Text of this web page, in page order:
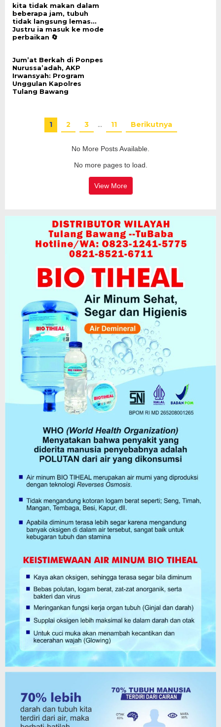
kita tidak makan dalam
beberapa jam, tubuh
tidak langsung lemas…
Justru ia masuk ke mode
perbaikan 🔄
Jum’at Berkah di Ponpes
Nurussa’adah, AKP
Irwansyah: Program
Unggulan Kapolres
Tulang Bawang
1 2 3 … 11 Berikutnya
No More Posts Available.
No more pages to load.
View More